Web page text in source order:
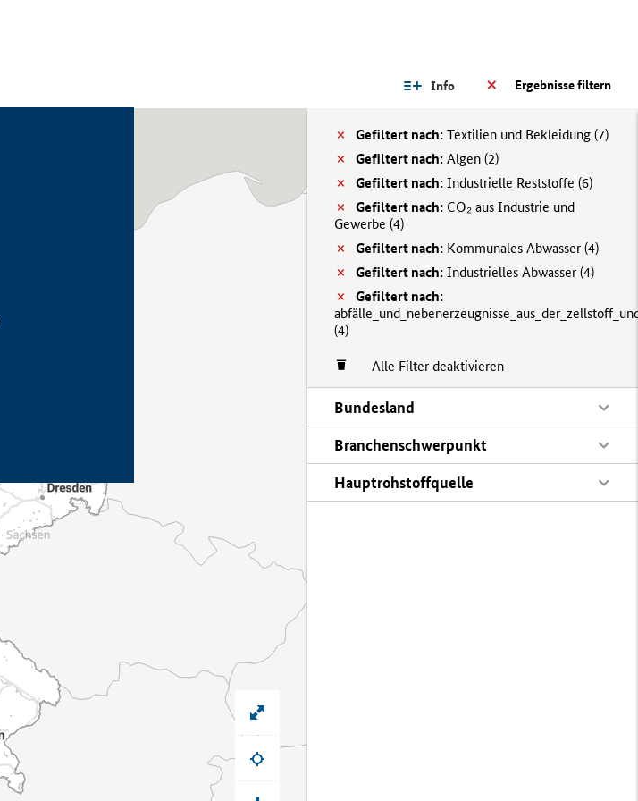
Ergebnisse filtern
Info
Gefiltert nach: Textilien und Bekleidung (7)
Gefiltert nach: Algen (2)
Gefiltert nach: Industrielle Reststoffe (6)
Gefiltert nach: CO₂ aus Industrie und
Gewerbe (4)
Gefiltert nach: Kommunales Abwasser (4)
Gefiltert nach: Industrielles Abwasser (4)
Gefiltert nach:
(4)
Alle Filter deaktivieren
Bundesland
Branchenschwerpunkt
Hauptrohstoffquelle